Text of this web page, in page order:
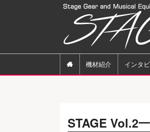
 機材紹介 インタ
STAGE Vol.2